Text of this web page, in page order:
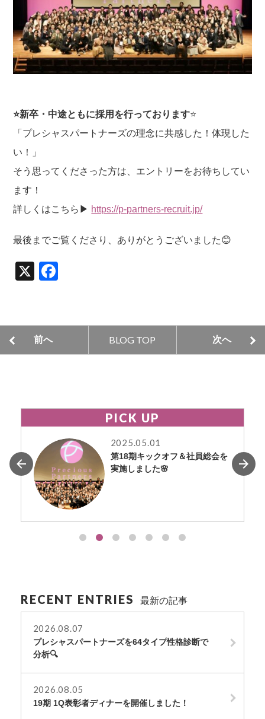
⭐️新卒・中途ともに採用を行っております⭐️
「プレシャスパートナーズの理念に共感した！体現した
い！」
そう思ってくださった方は、エントリーをお待ちしてい
ます！
詳しくはこちら▶ https://p-partners-recruit.jp/
最後までご覧くださり、ありがとうございました😊
X
e
k
前へ BLOG TOP 次へ
PICK UP
2025.05.01
第18期キックオフ＆社員総会を
実施しました🌸
RECENT ENTRIES 最新の記事
2026.08.07
プレシャスパートナーズを64タイプ性格診断で
分析🔍
2026.08.05
19期 1Q表彰者ディナーを開催しました！